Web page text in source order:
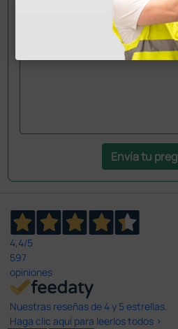
Envía ahora mismo tu
han adquirido este producto.
Envía tu
4,4/5
597
opiniones
Nuestras reseñas de 4 y 5 estrellas.
Haga clic aquí para leerlos todos >